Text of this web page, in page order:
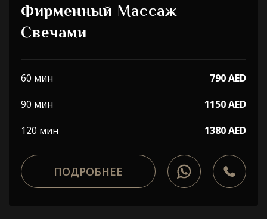
Фирменный Массаж
Свечами
60 мин
790 AED
90 мин
1150 AED
120 мин
1380 AED
ПОДРОБНЕЕ